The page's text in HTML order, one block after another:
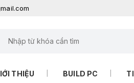
THIỆU BUILD PC